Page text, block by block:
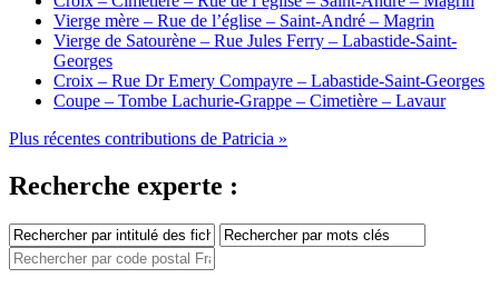
Vierge mère – Rue de l’église – Saint-André – Magrin
Vierge de Satourène – Rue Jules Ferry – Labastide-Saint-
Georges
Croix – Rue Dr Emery Compayre – Labastide-Saint-Georges
Coupe – Tombe Lachurie-Grappe – Cimetière – Lavaur
Plus récentes contributions de Patricia »
Recherche experte :